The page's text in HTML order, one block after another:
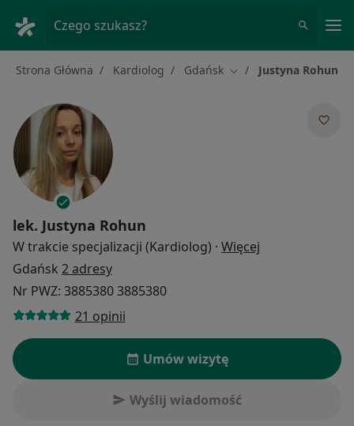
Czego szukasz?
Strona Główna Kardiolog Gdańsk Zmień miasto
Justyna Rohun
lek. Justyna Rohun
W trakcie specjalizacji (Kardiolog) · Więcej
Gdańsk 2 adresy
Nr PWZ: 3885380 3885380
21 opinii
Umów wizytę
Wyślij wiadomość